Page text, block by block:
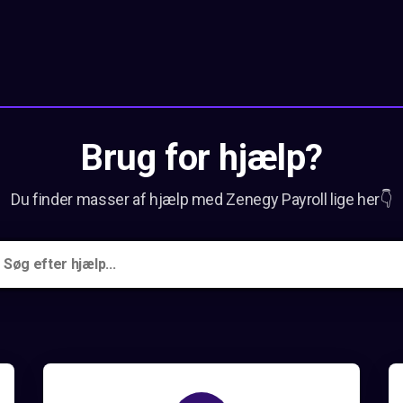
Brug for hjælp?
Du finder masser af hjælp med Zenegy Payroll lige her👇